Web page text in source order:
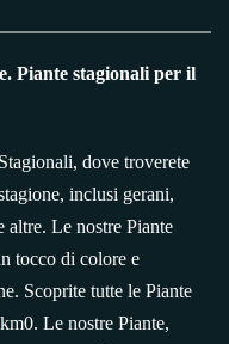
Piante stagionali per il
dove troverete
inclusi gerani,
altre. Le nostre Piante
tocco di colore e
Scoprite tutte le Piante
Le nostre Piante,